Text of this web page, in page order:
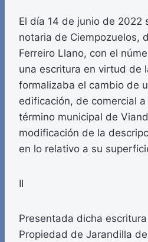
El día 14 de junio de 2022
notaria de Ciempozuelos,
Ferreiro Llano, con el
una escritura en virtud de
formalizaba el cambio de
edificación, de comercial
término municipal de
modificación de la
en lo relativo a su
II
Presentada dicha
Propiedad de Jarandilla